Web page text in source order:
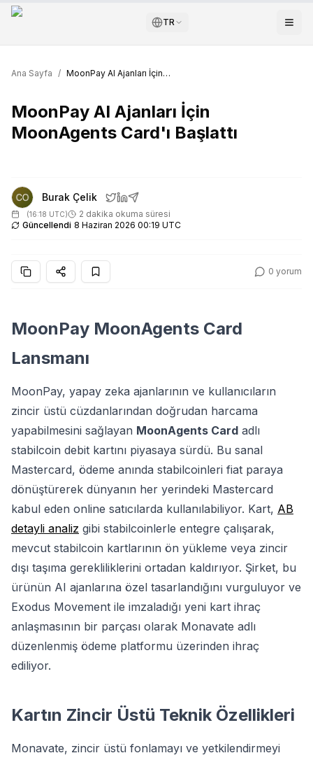
TR
Ana Sayfa / MoonPay AI Ajanları İçin MoonAgents Card'ı Başlattı
MoonPay AI Ajanları İçin
MoonAgents Card'ı Başlattı
Burak Çelik
(16:18 UTC)
2 dakika okuma süresi
Güncellendi 8 Haziran 2026 00:19 UTC
0 yorum
MoonPay MoonAgents Card
Lansmanı
MoonPay, yapay zeka ajanlarının ve kullanıcıların
zincir üstü cüzdanlarından doğrudan harcama
yapabilmesini sağlayan MoonAgents Card adlı
stabilcoin debit kartını piyasaya sürdü. Bu sanal
Mastercard, ödeme anında stabilcoinleri fiat paraya
dönüştürerek dünyanın her yerindeki Mastercard
kabul eden online satıcılarda kullanılabiliyor. Kart, AB
detayli analiz gibi stabilcoinlerle entegre çalışarak,
mevcut stabilcoin kartlarının ön yükleme veya zincir
dışı taşıma gerekliliklerini ortadan kaldırıyor. Şirket, bu
ürünün AI ajanlarına özel tasarlandığını vurguluyor ve
Exodus Movement ile imzaladığı yeni kart ihraç
anlaşmasının bir parçası olarak Monavate adlı
düzenlenmiş ödeme platformu üzerinden ihraç
ediliyor.
Kartın Zincir Üstü Teknik Özellikleri
Monavate, zincir üstü fonlamayı ve yetkilendirmeyi